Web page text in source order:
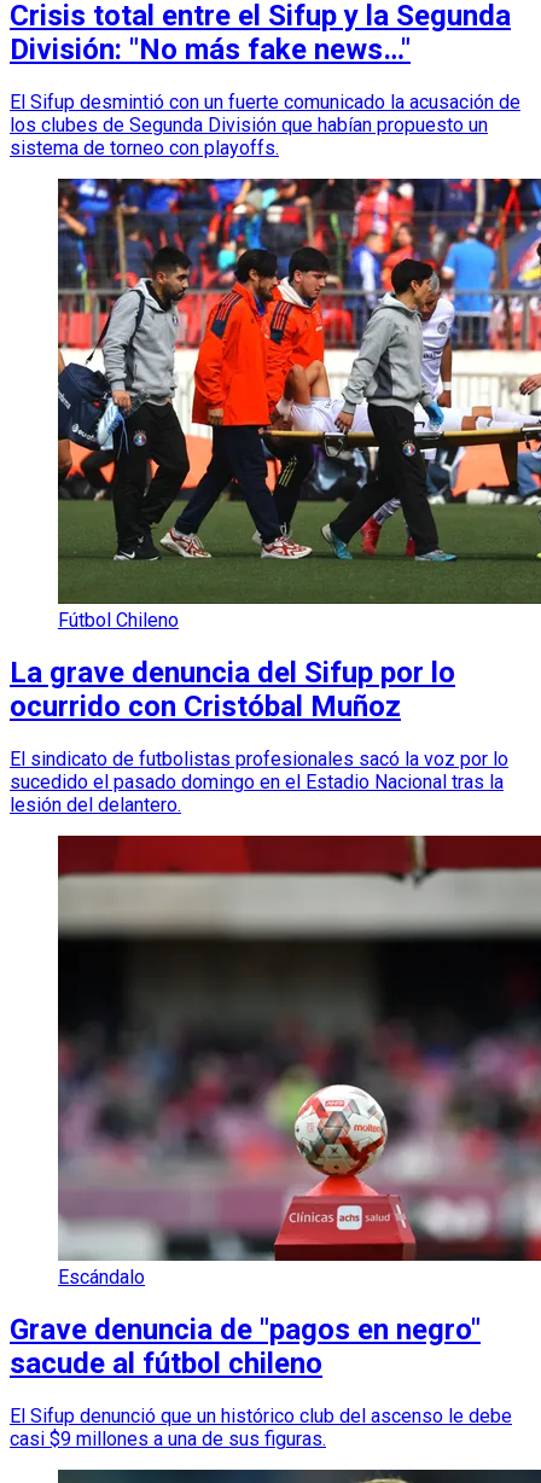
Crisis total entre el Sifup y la Segunda
División: "No más fake news…"
El Sifup desmintió con un fuerte comunicado la acusación de
los clubes de Segunda División que habían propuesto un
sistema de torneo con playoffs.
Fútbol Chileno
La grave denuncia del Sifup por lo
ocurrido con Cristóbal Muñoz
El sindicato de futbolistas profesionales sacó la voz por lo
sucedido el pasado domingo en el Estadio Nacional tras la
lesión del delantero.
Escándalo
Grave denuncia de "pagos en negro"
sacude al fútbol chileno
El Sifup denunció que un histórico club del ascenso le debe
casi $9 millones a una de sus figuras.